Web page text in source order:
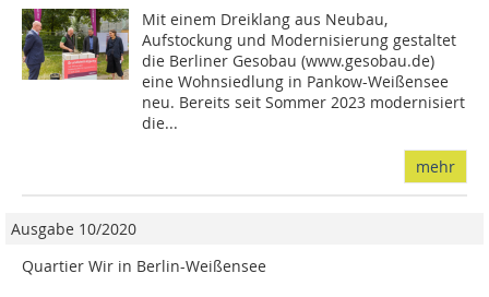
Mit einem Dreiklang aus Neubau,
Aufstockung und Modernisierung gestaltet
die Berliner Gesobau (www.gesobau.de)
eine Wohnsiedlung in Pankow-Weißensee
neu. Bereits seit Sommer 2023 modernisiert
die...
mehr
Ausgabe 10/2020
Quartier Wir in Berlin-Weißensee